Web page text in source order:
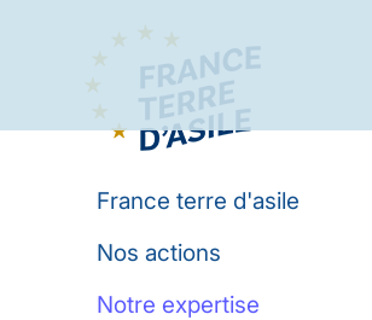
France terre d'asile
Nos actions
Notre expertise